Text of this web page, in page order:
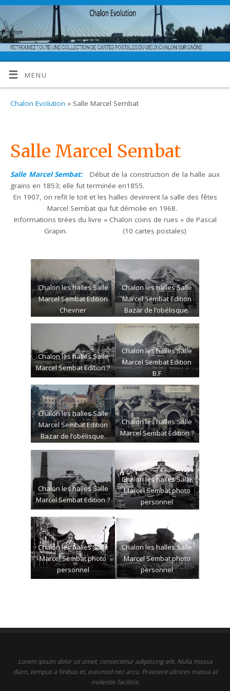
MENU
Chalon Evolution » Salle Marcel Sembat
Salle Marcel Sembat
Salle Marcel Sembat:
Début de la construction de la halle aux
grains en 1853; elle fut terminée en1855.
En 1907, on refit le toit et les halles devinrent la salle des fêtes
Marcel Sembat qui fut démolie en 1968.
Informations tirées du livre « Chalon coins de rues » de Pascal
Grapin. (10 cartes postales)
Chalon les halles Salle
Marcel Sembat Edition
Chevrier
Chalon les halles Salle
Marcel Sembat Edition
Bazar de l’obélisque.
Chalon les halles Salle
Marcel Sembat Edition ?
Chalon les halles Salle
Marcel Sembat Edition
B.F
Chalon les halles Salle
Marcel Sembat Edition
Bazar de l’obélisque.
Chalon les halles Salle
Marcel Sembat Edition ?
Chalon les halles Salle
Marcel Sembat Edition ?
Chalon les halles Salle
Marcel Sembat photo
personnel
Chalon les halles Salle
Marcel Sembat photo
personnel
Chalon les halles Salle
Marcel Sembat photo
personnel
Lorem ipsum dolor sit amet, consectetur adipiscing elit. Nulla massa
diam, tempus a finibus et, euismod nec arcu. Praesent ultrices massa at
molestie facilisis.